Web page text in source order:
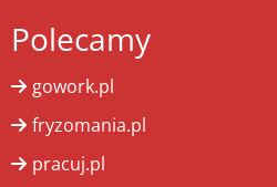
Polecamy
gowork.pl
fryzomania.pl
pracuj.pl